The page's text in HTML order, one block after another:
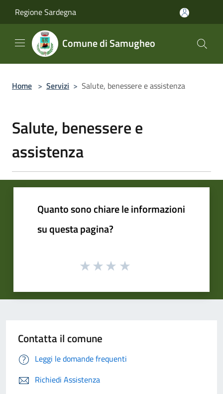
Regione Sardegna
Comune di Samugheo
Home > Servizi > Salute, benessere e assistenza
Salute, benessere e
assistenza
Quanto sono chiare le informazioni
su questa pagina?
Contatta il comune
Leggi le domande frequenti
Richiedi Assistenza